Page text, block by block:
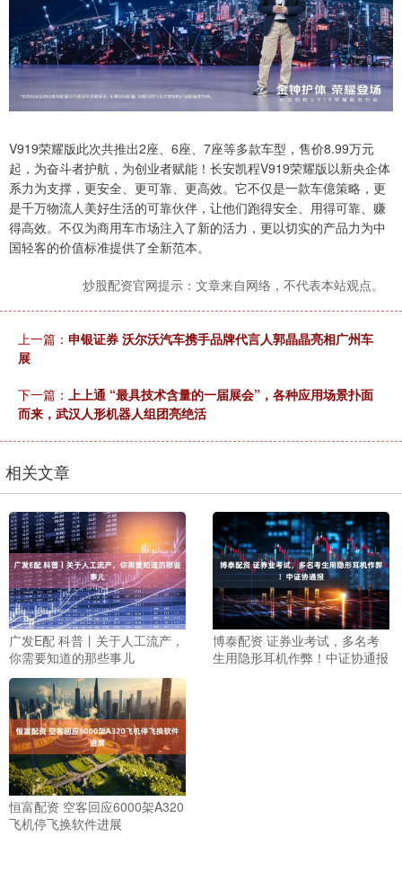
V919荣耀版此次共推出2座、6座、7座等多款车型，售价8.99万元
起，为奋斗者护航，为创业者赋能！长安凯程V919荣耀版以新央企体
系力为支撑，更安全、更可靠、更高效。它不仅是一款车億策略，更
是千万物流人美好生活的可靠伙伴，让他们跑得安全、用得可靠、赚
得高效。不仅为商用车市场注入了新的活力，更以切实的产品力为中
国轻客的价值标准提供了全新范本。
炒股配资官网提示：文章来自网络，不代表本站观点。
上一篇： 申银证券 沃尔沃汽车携手品牌代言人郭晶晶亮相广州车
展
下一篇： 上上通 “最具技术含量的一届展会”，各种应用场景扑面
而来，武汉人形机器人组团亮绝活
相关文章
广发E配 科普丨关于人工流产，
你需要知道的那些事儿
博泰配资 证券业考试，多名考
生用隐形耳机作弊！中证协通报
恒富配资 空客回应6000架A320
飞机停飞换软件进展